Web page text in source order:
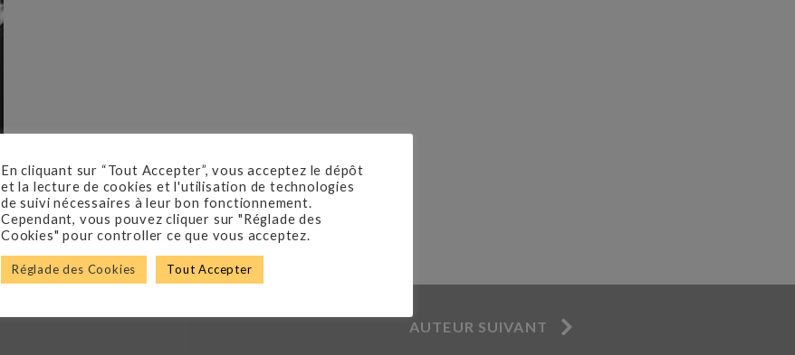
AUTEUR SUIVANT
En cliquant sur “Tout Accepter”, vous acceptez le dépôt
et la lecture de cookies et l'utilisation de technologies
de suivi nécessaires à leur bon fonctionnement.
Cependant, vous pouvez cliquer sur "Réglade des
Cookies" pour controller ce que vous acceptez.
Réglade des Cookies Tout Accepter